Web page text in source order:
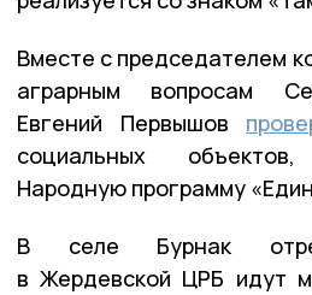
Вместе с председателем
аграрным вопросам
Евгений Первышов
социальных
Народную программу
В селе Бурнак
в Жердевской ЦРБ идут